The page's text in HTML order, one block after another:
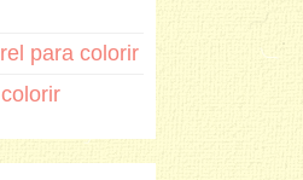
para colorir